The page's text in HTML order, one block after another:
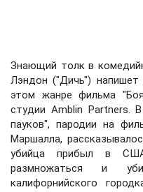
Знающий толк в
Лэндон ("Дичь") напишет
этом жанре фильма
студии Amblin Partners.
пауков", пародии на
Маршалла,
убийца прибыл в
размножаться и
калифорнийского